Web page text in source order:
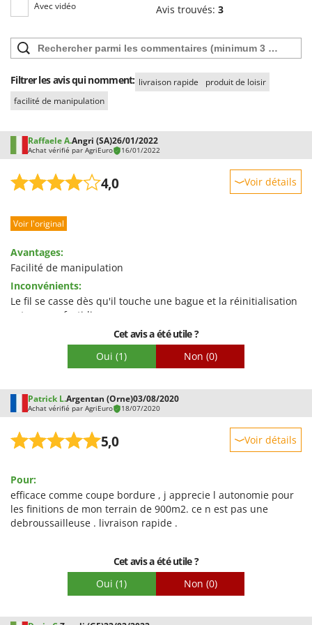
Avec vidéo Avis trouvés: 3
Filtrer les avis qui nomment: livraison rapide
produit de loisir
facilité de manipulation
Raffaele A.Angri (SA)26/01/2022
Achat vérifié par AgriEuro 16/01/2022
4,0 Voir détails
Prestations
Qualité / Prix
Facilité de montage
Emballage
Voir l'original
Avantages:
Facilité de manipulation
Inconvénients:
Le fil se casse dès qu'il touche une bague et la réinitialisation
est un peu fastidieuse
Cet avis a été utile ?
Oui (1) Non (0)
Patrick L.Argentan (Orne)03/08/2020
Achat vérifié par AgriEuro 18/07/2020
5,0 Voir détails
Prestations
Facilité d'utilisation
Qualité / Prix
Pour:
efficace comme coupe bordure , j apprecie l autonomie pour
les finitions de mon terrain de 900m2. ce n est pas une
debroussailleuse . livraison rapide .
Cet avis a été utile ?
Oui (1) Non (0)